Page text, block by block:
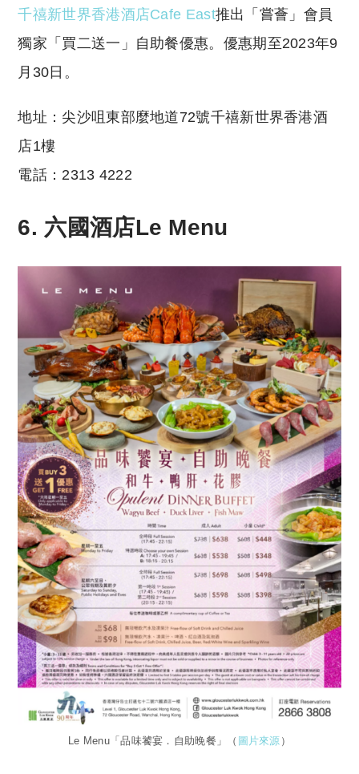
千禧新世界香港酒店Cafe East推出「嘗薈」會員
獨家「買二送一」自助餐優惠。優惠期至2023年9
月30日。
地址：尖沙咀東部麼地道72號千禧新世界香港酒
店1樓
電話：2313 4222
6. 六國酒店Le Menu
Le Menu「品味饕宴．自助晚餐」（ 圖片來源 ）